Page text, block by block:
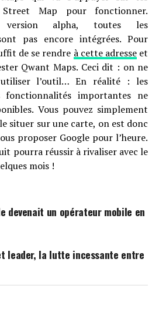
Map pour fonctionner.
version alpha, toutes les
pas encore intégrées. Pour
de se rendre à cette adresse et
Qwant Maps. Ceci dit : on ne
l’outil… En réalité : les
importantes ne
Vous pouvez simplement
situer sur une carte, on est donc
proposer Google pour l’heure.
pourra réussir à rivaliser avec le
mois !
devenait un opérateur mobile en
leader, la lutte incessante entre